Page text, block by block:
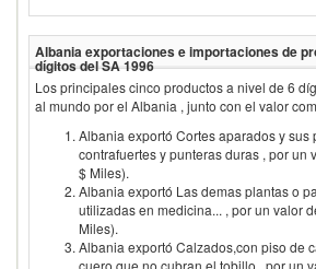
Albaniaexportaciones e importaciones de
dígitos del SA1996
Los principales cinco productos a nivel de 6
al mundo por el Albania , junto con el valor
Albania exportó Cortes aparados y sus
contrafuertes y punteras duras , por un
$ Miles).
Albania exportó Las demas plantas o
utilizadas en medicina... , por un valor
Miles).
Albania exportó Calzados,con piso de
cuero,que no cubran el tobillo , por un